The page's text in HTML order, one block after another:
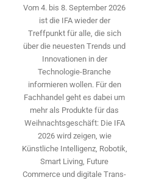
Vom 4. bis 8. September 2026
ist die IFA wieder der
Treffpunkt für alle, die sich
über die neuesten Trends und
Innovationen in der
Technologie-­Branche
informieren wollen. Für den
Fachhandel geht es dabei um
mehr als Produkte für das
Weihnachtsgeschäft: Die IFA
2026 wird ­zeigen, wie
Künstliche Intelligenz, Robotik,
Smart Living, Future
Commerce und digitale Trans­